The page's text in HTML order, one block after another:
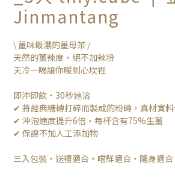
Jinmantang
\ 薑味最濃的薑母茶 /
天然的薑辣度，絕不加辣粉
天冷一喝讓你暖到心坎裡
即沖即飲・30秒速溶
✔ 將經典糖磚打碎而製成的粉磚，真材實
✔ 沖泡速度提升6倍，每杯含有75%生薑
✔ 保證不加人工添加物
三入包裝・送禮適合・嚐鮮適合・隨身適合